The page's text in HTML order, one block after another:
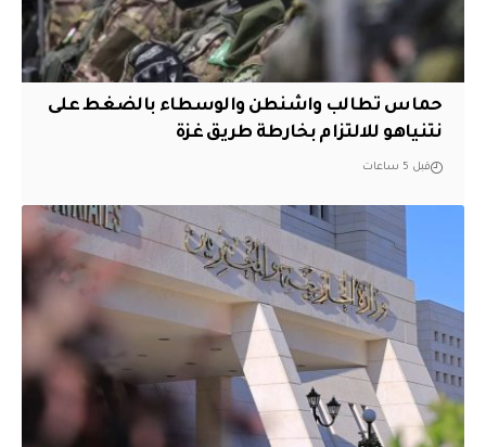
حماس تطالب واشنطن والوسطاء بالضغط على
نتنياهو للالتزام بخارطة طريق غزة
قبل 5 ساعات